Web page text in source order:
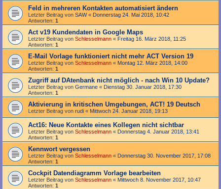
Feld in mehreren Kontakten automatisiert ändern
Letzter Beitrag von SAW« Donnerstag 24. Mai 2018, 10:42
Antworten: 1
Act v19 Kundendaten in Google Maps
Letzter Beitrag von Schlesselmann « Freitag 16. März 2018, 11:25
Antworten: 1
E-Mail Vorlage funktioniert nicht mehr ACT Version 19
Letzter Beitrag von Schlesselmann « Montag 12. März 2018, 14:00
Antworten: 1
Zugriff auf DAtenbank nicht möglich - nach Win 10 Update?
Letzter Beitrag von Germane « Dienstag 30. Januar 2018, 17:30
Antworten: 1
Aktivierung in kritischen Umgebungen, ACT! 19 Deutsch
Letzter Beitrag von rudi « Mittwoch 24. Januar 2018, 19:13
Act16: Neue Kontakte eines Kollegen nicht sichtbar
Letzter Beitrag von Schlesselmann « Donnerstag 4. Januar 2018, 13:41
Antworten: 1
Kennwort vergessen
Letzter Beitrag von Schlesselmann « Donnerstag 30. November 2017, 17:08
Antworten: 1
Cockpit Datendiagramm Vorlage bearbeiten
Letzter Beitrag von Schlesselmann « Mittwoch 8. November 2017, 10:47
Antworten: 1